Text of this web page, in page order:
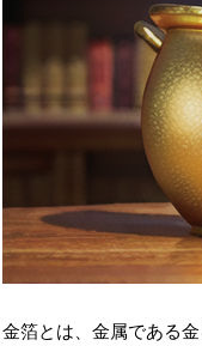
金箔とは、金属である